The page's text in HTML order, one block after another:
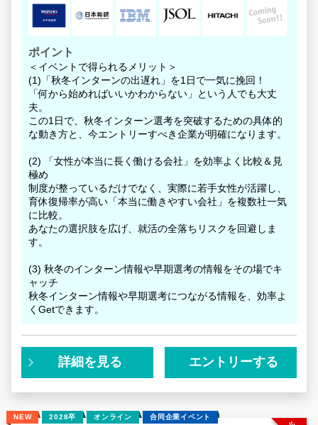
ポイント
＜イベントで得られるメリット＞
(1)「秋冬インターンの出遅れ」を1日で一気に挽回！
「何から始めればいいかわからない」という人でも大丈
夫。
この1日で、秋冬インターン選考を突破するための具体的
な動き方と、今エントリーすべき企業が明確になります。
(2) 「女性が本当に長く働ける会社」を効率よく比較＆見
極め
制度が整っているだけでなく、実際に若手女性が活躍し、
育休復帰率が高い「本当に働きやすい会社」を複数社一気
に比較。
あなたの選択肢を広げ、就活の全落ちリスクを回避しま
す。
(3) 秋冬のインターン情報や早期選考の情報をその場でキ
ャッチ
秋冬インターン情報や早期選考につながる情報を、効率よ
くGetできます。
詳細を見る エントリーする
NEW 2028卒 オンライン 合同企業イベント